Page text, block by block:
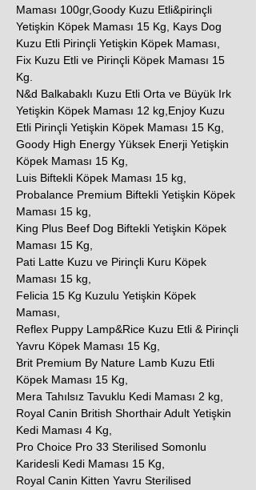
Maması 100gr,Goody Kuzu Etli&pirinçli
Yetişkin Köpek Maması 15 Kg, Kays Dog
Kuzu Etli Pirinçli Yetişkin Köpek Maması,
Fix Kuzu Etli ve Pirinçli Köpek Maması 15
Kg.
N&d Balkabaklı Kuzu Etli Orta ve Büyük Irk
Yetişkin Köpek Maması 12 kg,Enjoy Kuzu
Etli Pirinçli Yetişkin Köpek Maması 15 Kg,
Goody High Energy Yüksek Enerji Yetişkin
Köpek Maması 15 Kg,
Luis Biftekli Köpek Maması 15 kg,
Probalance Premium Biftekli Yetişkin Köpek
Maması 15 kg,
King Plus Beef Dog Biftekli Yetişkin Köpek
Maması 15 Kg,
Pati Latte Kuzu ve Pirinçli Kuru Köpek
Maması 15 kg,
Felicia 15 Kg Kuzulu Yetişkin Köpek
Maması,
Reflex Puppy Lamp&Rice Kuzu Etli & Pirinçli
Yavru Köpek Maması 15 Kg,
Brit Premium By Nature Lamb Kuzu Etli
Köpek Maması 15 Kg,
Mera Tahılsız Tavuklu Kedi Maması 2 kg,
Royal Canin British Shorthair Adult Yetişkin
Kedi Maması 4 Kg,
Pro Choice Pro 33 Sterilised Somonlu
Karidesli Kedi Maması 15 Kg,
Royal Canin Kitten Yavru Sterilised